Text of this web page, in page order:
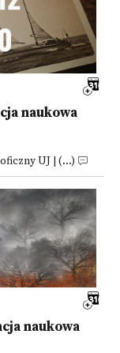
naukowa
UJ | (...)
naukowa